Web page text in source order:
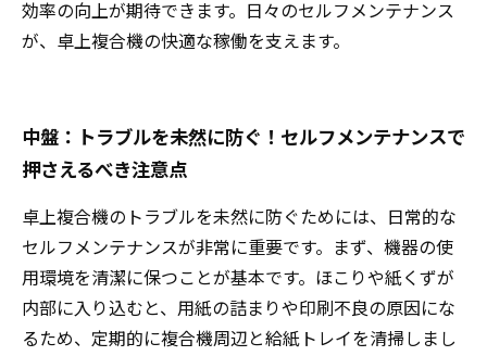
効率の向上が期待できます。日々のセルフメンテナンス
が、卓上複合機の快適な稼働を支えます。
中盤：トラブルを未然に防ぐ！セルフメンテナンスで
押さえるべき注意点
卓上複合機のトラブルを未然に防ぐためには、日常的な
セルフメンテナンスが非常に重要です。まず、機器の使
用環境を清潔に保つことが基本です。ほこりや紙くずが
内部に入り込むと、用紙の詰まりや印刷不良の原因にな
るため、定期的に複合機周辺と給紙トレイを清掃しまし